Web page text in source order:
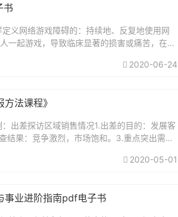
书
义网络游戏障碍的：持续地、反复地使用网
一起游戏，导致临床显著的损害或痛苦，在12
2020-06-24
方法课程》
出差探访区域销售情况1.出差的目的：发展客
结果：竞争激烈，市场饱和。3.重点突出需要
2020-05-01
事业进阶指南pdf电子书